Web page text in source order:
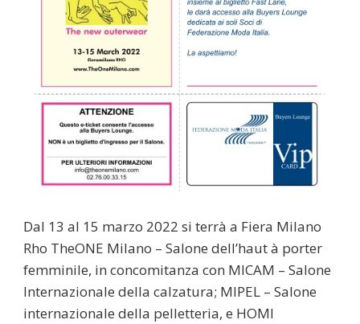
Dal 13 al 15 marzo 2022 si terrà a Fiera Milano
Rho TheONE Milano – Salone dell’haut à porter
femminile, in concomitanza con MICAM – Salone
Internazionale della calzatura; MIPEL – Salone
internazionale della pelletteria, e HOMI